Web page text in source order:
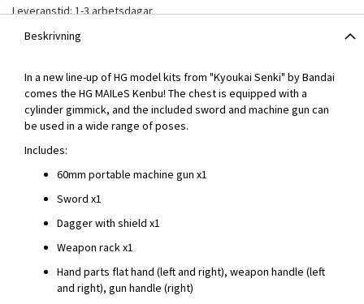
Leveranstid: 1-3 arbetsdagar
Beskrivning
In a new line-up of HG model kits from "Kyoukai Senki" by Bandai
comes the HG MAILeS Kenbu! The chest is equipped with a
cylinder gimmick, and the included sword and machine gun can
be used in a wide range of poses.
Includes:
60mm portable machine gun x1
Sword x1
Dagger with shield x1
Weapon rack x1
Hand parts flat hand (left and right), weapon handle (left
and right), gun handle (right)